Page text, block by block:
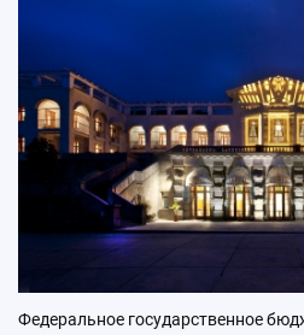
Федеральное государственное